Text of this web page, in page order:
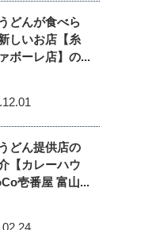
どんが食べら
しいお店【糸
ボーレ店】の...
どん提供店の
【カレーハウ
壱番屋 富山...